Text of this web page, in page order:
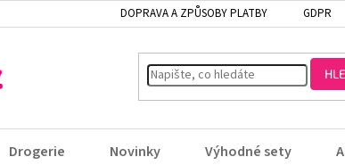
DOPRAVA A ZPŮSOBY PLATBY GDPR
Drogerie Novinky Výhodné sety